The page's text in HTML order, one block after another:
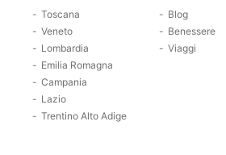
Toscana
Veneto
Lombardia
Emilia Romagna
Campania
Lazio
Trentino Alto Adige
Blog
Benessere
Viaggi